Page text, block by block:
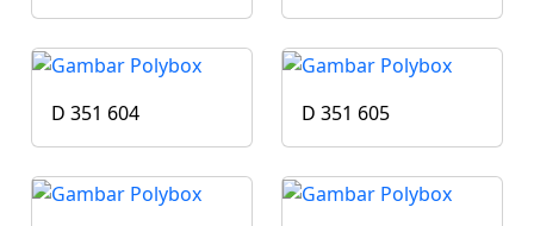
D 351 604 D 351 605